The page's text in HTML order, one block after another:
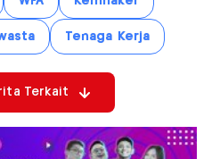
Tenaga Kerja
Terkait